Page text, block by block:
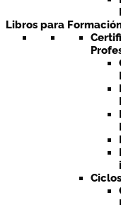
Libros para